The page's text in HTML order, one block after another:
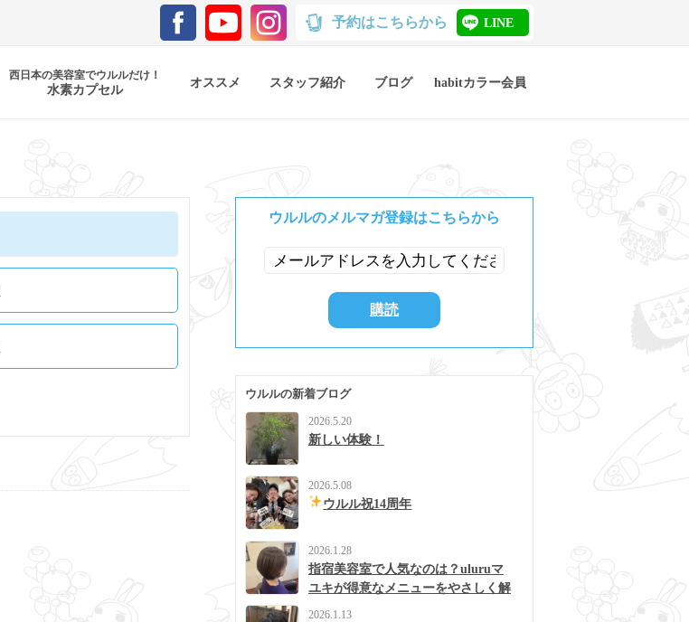
予約はこちらから LINE
西日本の美容室でウルルだけ！
水素カプセル オススメ スタッフ紹介 ブログ habitカラー会員
ウルルのメルマガ登録はこちらから
ウルルの新着ブログ
2026.5.20
新しい体験！
2026.5.08
ウルル祝14周年
2026.1.28
指宿美容室で人気なのは？uluruマ
ユキが得意なメニューをやさしく解
2026.1.13